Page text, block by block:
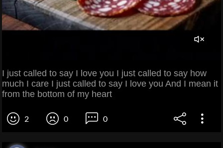
I just called to say I love you I just called to say how
much I care I just called to say I love you And I mean it
from the bottom of my heart
2 0 0